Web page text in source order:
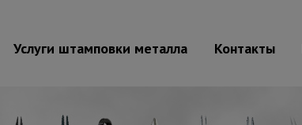
Услуги штамповки металла Контакты